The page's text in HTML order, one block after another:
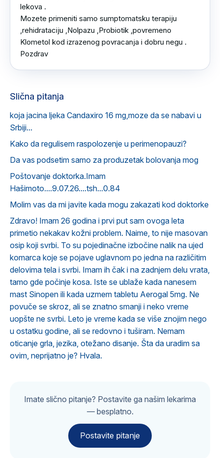
lekova .
Mozete primeniti samo sumptomatsku terapiju
,rehidrataciju ,Nolpazu ,Probiotik ,povremeno
Klometol kod izrazenog povracanja i dobru negu .
Pozdrav
Slična pitanja
koja jacina ljeka Candaxiro 16 mg,moze da se nabavi u
Srbiji...
Kako da regulisem raspolozenje u perimenopauzi?
Da vas podsetim samo za produzetak bolovanja mog
Poštovanje doktorka.Imam
Hašimoto....9.07.26....tsh...0.84
Molim vas da mi javite kada mogu zakazati kod doktorke
Zdravo! Imam 26 godina i prvi put sam ovoga leta
primetio nekakav kožni problem. Naime, to nije masovan
osip koji svrbi. To su pojedinačne izbočine nalik na ujed
komarca koje se pojave uglavnom po jedna na različitim
delovima tela i svrbi. Imam ih čak i na zadnjem delu vrata,
tamo gde počinje kosa. Iste se ublaže kada nanesem
mast Sinopen ili kada uzmem tabletu Aerogal 5mg. Ne
povuče se skroz, ali se znatno smanji i neko vreme
uopšte ne svrbi. Leto je vreme kada se više znojim nego
u ostatku godine, ali se redovno i tuširam. Nemam
oticanje grla, jezika, otežano disanje. Šta da uradim sa
ovim, neprijatno je? Hvala.
Imate slično pitanje? Postavite ga našim lekarima
— besplatno.
Postavite pitanje